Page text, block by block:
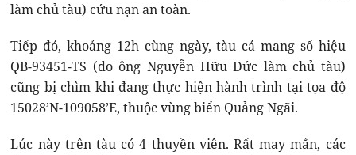
làm chủ tàu) cứu nạn an toàn.
Tiếp đó, khoảng 12h cùng ngày, tàu cá mang số hiệu
QB-93451-TS (do ông Nguyễn Hữu Đức làm chủ tàu)
cũng bị chìm khi đang thực hiện hành trình tại tọa độ
15028’N-109058’E, thuộc vùng biển Quảng Ngãi.
Lúc này trên tàu có 4 thuyền viên. Rất may mắn, các